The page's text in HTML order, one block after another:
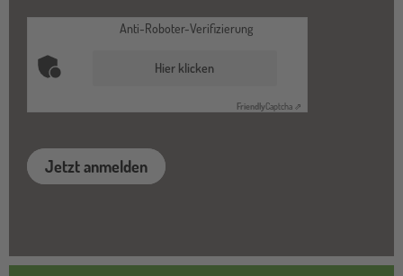
Anti-Roboter-Verifizierung
Hier klicken
Friendly Captcha ⇗
Jetzt anmelden